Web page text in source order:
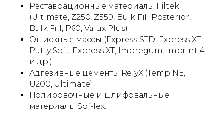
Реставрационные материалы Filtek
(Ultimate, Z250, Z550, Bulk Fill Posterior,
Bulk Fill, P60, Valux Plus);
Оттискные массы (Express STD, Express XT
Putty Soft, Express XT, Impregum, Imprint 4
и др.);
Адгезивные цементы RelyX (Temp NE,
U200, Ultimate);
Полировочные и шлифовальные
материалы Sof-lex.